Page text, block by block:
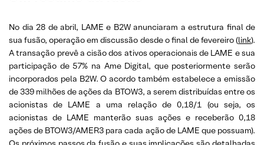
No dia 28 de abril, LAME e B2W anunciaram a estrutura final de
sua fusão, operação em discussão desde o final de fevereiro (link).
A transação prevê a cisão dos ativos operacionais de LAME e sua
participação de 57% na Ame Digital, que posteriormente serão
incorporados pela B2W. O acordo também estabelece a emissão
de 339 milhões de ações da BTOW3, a serem distribuídas entre os
acionistas de LAME a uma relação de 0,18/1 (ou seja, os
acionistas de LAME manterão suas ações e receberão 0,18
ações de BTOW3/AMER3 para cada ação de LAME que possuam).